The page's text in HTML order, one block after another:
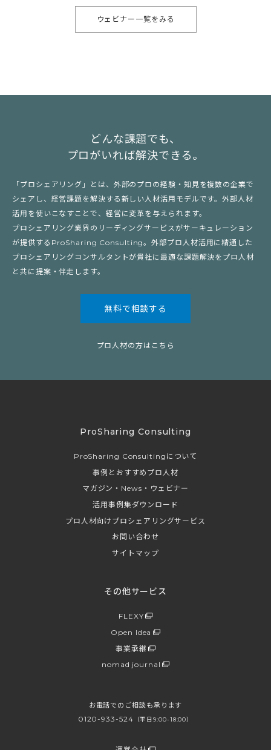
ウェビナー一覧をみる
どんな課題でも、
プロがいれば解決できる。
「プロシェアリング」とは、外部のプロの経験・知見を複数の企業で
シェアし、経営課題を解決する新しい人材活用モデルです。外部人材
活用を使いこなすことで、経営に変革を与えられます。
プロシェアリング業界のリーディングサービスがサーキュレーション
が提供するProSharing Consulting。外部プロ人材活用に精通した
プロシェアリングコンサルタントが貴社に最適な課題解決をプロ人材
と共に提案・伴走します。
無料で相談する
プロ人材の方はこちら
ProSharing Consulting
ProSharing Consultingについて
事例とおすすめプロ人材
マガジン・News・ウェビナー
活用事例集ダウンロード
プロ人材向けプロシェアリングサービス
お問い合わせ
サイトマップ
その他サービス
FLEXY
Open Idea
事業承継
nomad journal
お電話でのご相談も承ります
0120-933-524 （平日9:00-18:00）